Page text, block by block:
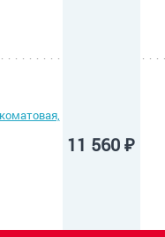
11 560 ₽